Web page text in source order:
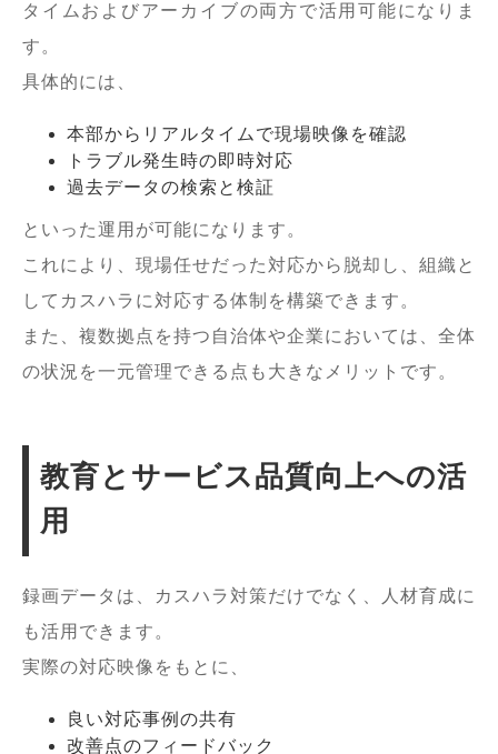
タイムおよびアーカイブの両方で活用可能になりま
す。
具体的には、
本部からリアルタイムで現場映像を確認
トラブル発生時の即時対応
過去データの検索と検証
といった運用が可能になります。
これにより、現場任せだった対応から脱却し、組織と
してカスハラに対応する体制を構築できます。
また、複数拠点を持つ自治体や企業においては、全体
の状況を一元管理できる点も大きなメリットです。
教育とサービス品質向上への活
用
録画データは、カスハラ対策だけでなく、人材育成に
も活用できます。
実際の対応映像をもとに、
良い対応事例の共有
改善点のフィードバック